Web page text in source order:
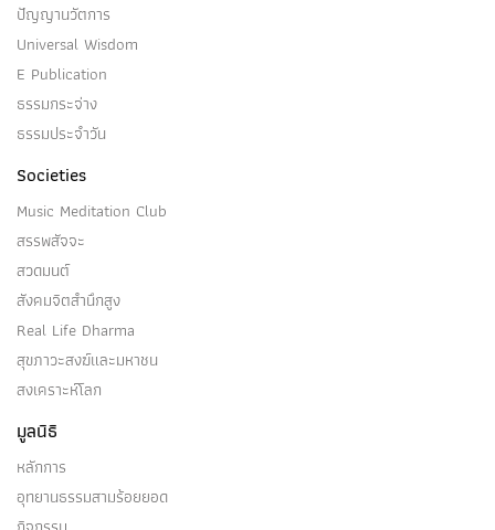
ปัญญานวัตการ
Universal Wisdom
E Publication
ธรรมกระจ่าง
ธรรมประจำวัน
Societies
Music Meditation Club
สรรพสัจจะ
สวดมนต์
สังคมจิตสำนึกสูง
Real Life Dharma
สุขภาวะสงฆ์และมหาชน
สงเคราะห์โลก
มูลนิธิ
หลักการ
อุทยานธรรมสามร้อยยอด